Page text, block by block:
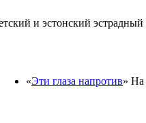
и эстонский
«Эти глаза напротив» На